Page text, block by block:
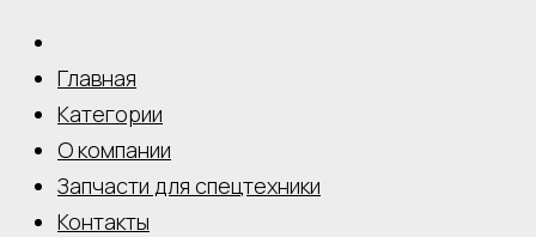
Главная
Категории
О компании
Запчасти для спецтехники
Контакты